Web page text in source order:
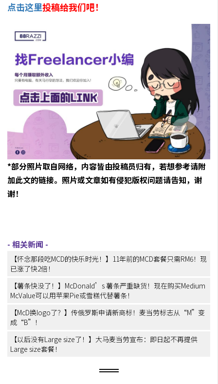
点击这里投稿给我们吧！
*部分照片取自网络，内容皆由投稿员归有，若想参考请附
加此文的链接。照片或文章如有侵犯版权问题请告知，谢
谢！
【怀念那段吃MCD的快乐时光！】11年前的MCD套餐只需RM6！现
已涨了快2倍！
【薯条快没了！】McDonald’s 薯条严重缺货！现在购买Medium
McValue可以用苹果Pie或雪糕代替薯条！
【McD换logo了？】传俄罗斯申请新商标！麦当劳标志从“M”变
成“B”！
【以后没有Large size了！】大马麦当劳宣布：即日起不再提供
Large size套餐！